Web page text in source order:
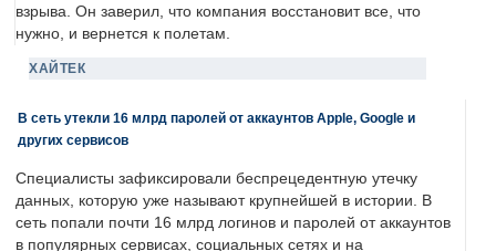
взрыва. Он заверил, что компания восстановит все, что
нужно, и вернется к полетам.
ХАЙТЕК
В сеть утекли 16 млрд паролей от аккаунтов Apple, Google и
других сервисов
Специалисты зафиксировали беспрецедентную утечку
данных, которую уже называют крупнейшей в истории. В
сеть попали почти 16 млрд логинов и паролей от аккаунтов
в популярных сервисах, социальных сетях и на